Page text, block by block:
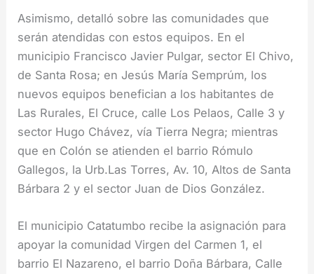
Asimismo, detalló sobre las comunidades que
serán atendidas con estos equipos. En el
municipio Francisco Javier Pulgar, sector El Chivo,
de Santa Rosa; en Jesús María Semprúm, los
nuevos equipos benefician a los habitantes de
Las Rurales, El Cruce, calle Los Pelaos, Calle 3 y
sector Hugo Chávez, vía Tierra Negra; mientras
que en Colón se atienden el barrio Rómulo
Gallegos, la Urb.Las Torres, Av. 10, Altos de Santa
Bárbara 2 y el sector Juan de Dios González.
El municipio Catatumbo recibe la asignación para
apoyar la comunidad Virgen del Carmen 1, el
barrio El Nazareno, el barrio Doña Bárbara, Calle